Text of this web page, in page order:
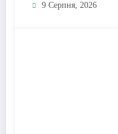
9 Серпня, 2026